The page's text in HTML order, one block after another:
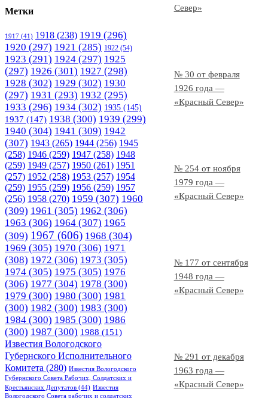
Север»
№ 30 от февраля
1926 года —
«Красный Север»
№ 254 от ноября
1979 года —
«Красный Север»
№ 177 от сентября
1948 года —
«Красный Север»
№ 291 от декабря
1963 года —
«Красный Север»
Метки
1917 (41) 1918 (238) 1919 (296)
1920 (297) 1921 (285) 1922 (54)
1923 (291) 1924 (297) 1925
(297) 1926 (301) 1927 (298)
1928 (302) 1929 (302) 1930
(297) 1931 (293) 1932 (295)
1933 (296) 1934 (302) 1935 (145)
1937 (147) 1938 (300) 1939 (299)
1940 (304) 1941 (309) 1942
(307) 1943 (265) 1944 (256) 1945
(258) 1946 (259) 1947 (258) 1948
(259) 1949 (257) 1950 (261) 1951
(257) 1952 (258) 1953 (257) 1954
(259) 1955 (259) 1956 (259) 1957
(256) 1958 (270) 1959 (307) 1960
(309) 1961 (305) 1962 (306)
1963 (306) 1964 (307) 1965
(309) 1967 (606) 1968 (304)
1969 (305) 1970 (306) 1971
(308) 1972 (306) 1973 (305)
1974 (305) 1975 (305) 1976
(306) 1977 (304) 1978 (300)
1979 (300) 1980 (300) 1981
(300) 1982 (300) 1983 (300)
1984 (300) 1985 (300) 1986
(300) 1987 (300) 1988 (151)
Известия Вологодского
Губернского Исполнительного
Комитета (280) Известия Вологодского
Губернского Совета Рабочих, Солдатских и
Крестьянских Депутатов (44) Известия
Вологодского Совета рабочих и солдатских